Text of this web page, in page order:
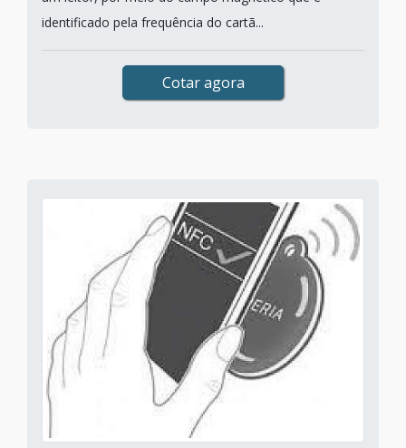
identificado pela frequência do cartã...
Cotar agora